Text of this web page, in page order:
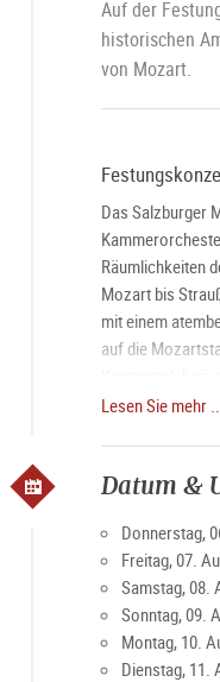
Auf der
historischen
von Mozart.
Das Salzburger
Räumlichkeiten
Mozart bis
mit einem
auf die
Stadt. Genießen
Panorama
Blick auf Stadt
Für
das Dinner bei
Lesen Sie mehr
Datum &
Donnerstag,
Freitag, 07.
Samstag, 08.
Sonntag, 09.
Montag, 10.
Dienstag, 11.